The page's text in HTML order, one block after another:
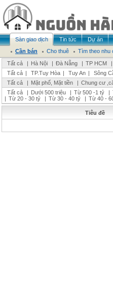
Sàn giao dịch Tin tức Dự án
Cần bán
Cho thuê
Tìm theo nhu
Tất cả
| Hà Nội | Đà Nẵng | TP HCM |
Tất cả | TP.Tuy Hòa | Tuy An | Sông
Tất cả
| Mặt phố, Mặt tiền | Chung cư
Tất cả
| Dưới 500 triệu | Từ 500 -1 tỷ |
| Từ 20 - 30 tỷ | Từ 30 - 40 tỷ | Từ 40 -
Tiêu đề